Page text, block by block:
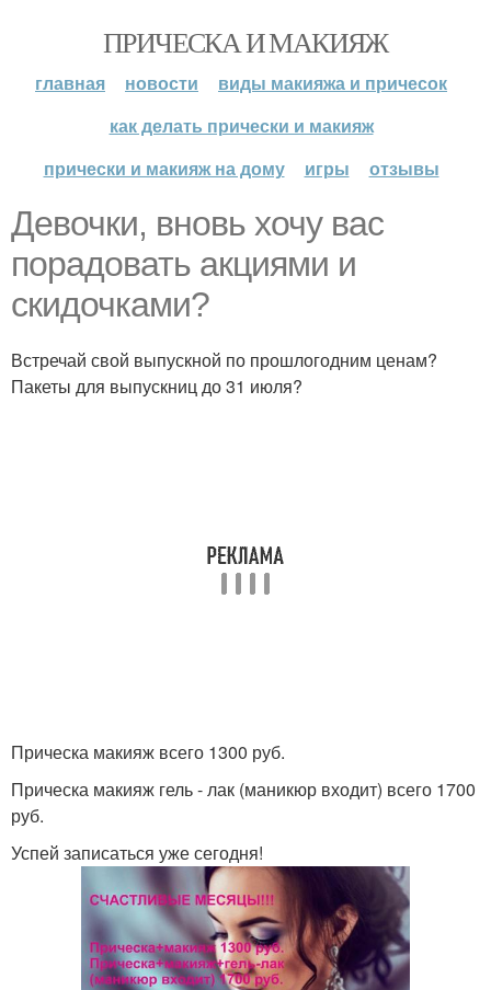
ПРИЧЕСКА И МАКИЯЖ
главная новости
виды макияжа и причесок
как делать прически и макияж
прически и макияж на дому
игры отзывы
Девочки, вновь хочу вас
порадовать акциями и
скидочками?
Встречай свой выпускной по прошлогодним ценам?
Пакеты для выпускниц до 31 июля?
Прическа макияж всего 1300 руб.
Прическа макияж гель - лак (маникюр входит) всего 1700
руб.
Успей записаться уже сегодня!